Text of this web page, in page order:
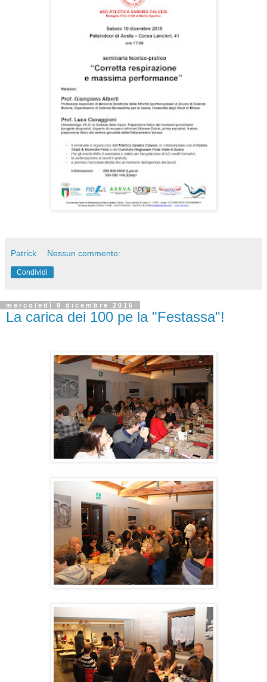
Patrick Nessun commento:
Condividi
mercoledì 9 dicembre 2015
La carica dei 100 pe la "Festassa"!